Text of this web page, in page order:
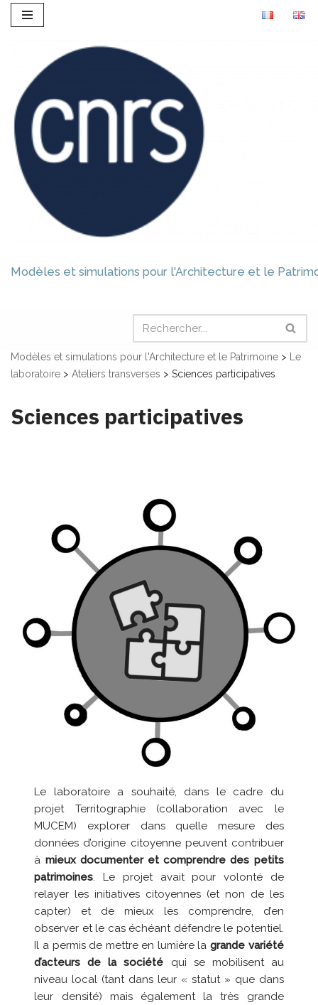
contenu
Modèles et simulations pour l'Architecture et le
Modèles et simulations pour l'Architecture et le Patrimoine >
Le
laboratoire > Ateliers transverses > Sciences participatives
Sciences participatives
Le laboratoire a souhaité, dans le cadre du
projet Territographie (collaboration avec le
MUCEM) explorer dans quelle mesure des
données d’origine citoyenne peuvent contribuer
à mieux documenter et comprendre des petits
patrimoines. Le projet avait pour volonté de
relayer les initiatives citoyennes (et non de les
capter) et de mieux les comprendre, d’en
observer et le cas échéant défendre le potentiel.
Il a permis de mettre en lumière la grande variété
d’acteurs de la société qui se mobilisent au
niveau local (tant dans leur « statut » que dans
leur densité) mais également la très grande